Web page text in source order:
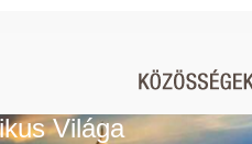
Világa